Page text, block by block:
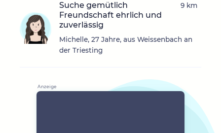
Suche gemütlich
Freundschaft ehrlich und
zuverlässig
Michelle, 27 Jahre, aus Weissenbach an
der Triesting
9 km